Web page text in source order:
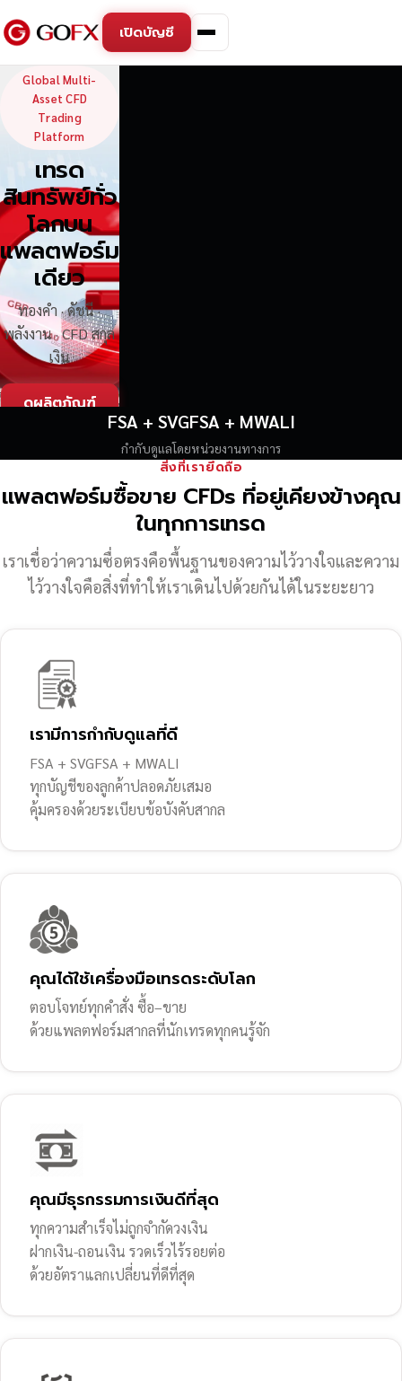
เปิดบัญชี
GoFX — Global Multi-
Global Multi-
Asset CFD
Trading
Platform
เทรด
สินทรัพย์ทั่ว
โลกบน
แพลตฟอร์ม
เดียว
ทองคำ · ดัชนี ·
พลังงาน · CFD สกุล
เงิน
ดูผลิตภัณฑ์
FSA + SVGFSA + MWALI
กำกับดูแลโดยหน่วยงานทางการ
สิ่งที่เรายึดถือ
แพลตฟอร์มซื้อขาย CFDs ที่อยู่เคียงข้างคุณ
ในทุกการเทรด
เราเชื่อว่าความซื่อตรงคือพื้นฐานของความไว้วางใจและความ
ไว้วางใจคือสิ่งที่ทำให้เราเดินไปด้วยกันได้ในระยะยาว
เรามีการกำกับดูแลที่ดี
FSA + SVGFSA + MWALI
ทุกบัญชีของลูกค้าปลอดภัยเสมอ
คุ้มครองด้วยระเบียบข้อบังคับสากล
คุณได้ใช้เครื่องมือเทรดระดับโลก
ตอบโจทย์ทุกคำสั่ง ซื้อ–ขาย
ด้วยแพลตฟอร์มสากลที่นักเทรดทุกคนรู้จัก
คุณมีธุรกรรมการเงินดีที่สุด
ทุกความสำเร็จไม่ถูกจำกัดวงเงิน
ฝากเงิน-ถอนเงิน รวดเร็วไร้รอยต่อ
ด้วยอัตราแลกเปลี่ยนที่ดีที่สุด